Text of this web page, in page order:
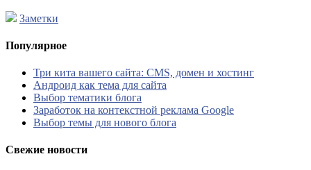
Заметки
Популярное
Три кита вашего сайта: CMS, домен и хостинг
Андроид как тема для сайта
Выбор тематики блога
Заработок на контекстной реклама Google
Выбор темы для нового блога
Свежие новости